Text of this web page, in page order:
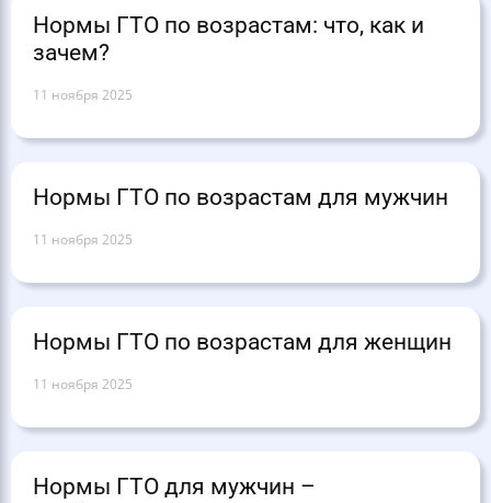
Нормы ГТО по возрастам: что, как и
зачем?
11 ноября 2025
Нормы ГТО по возрастам для мужчин
11 ноября 2025
Нормы ГТО по возрастам для женщин
11 ноября 2025
Нормы ГТО для мужчин –